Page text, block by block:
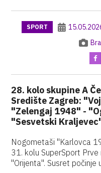
SPORT
28. kolo skupine A
Središte Zagreb:
"Zelengaj 1948" -
"Sesvetski
Nogometaši "Karlovca
31. kolu SuperSport
"Orijenta". Susret